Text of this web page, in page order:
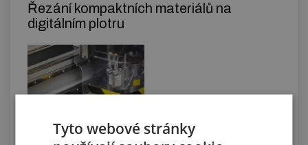
Řezání kompaktních materiálů na
digitálním plotru
Tyto webové stránky